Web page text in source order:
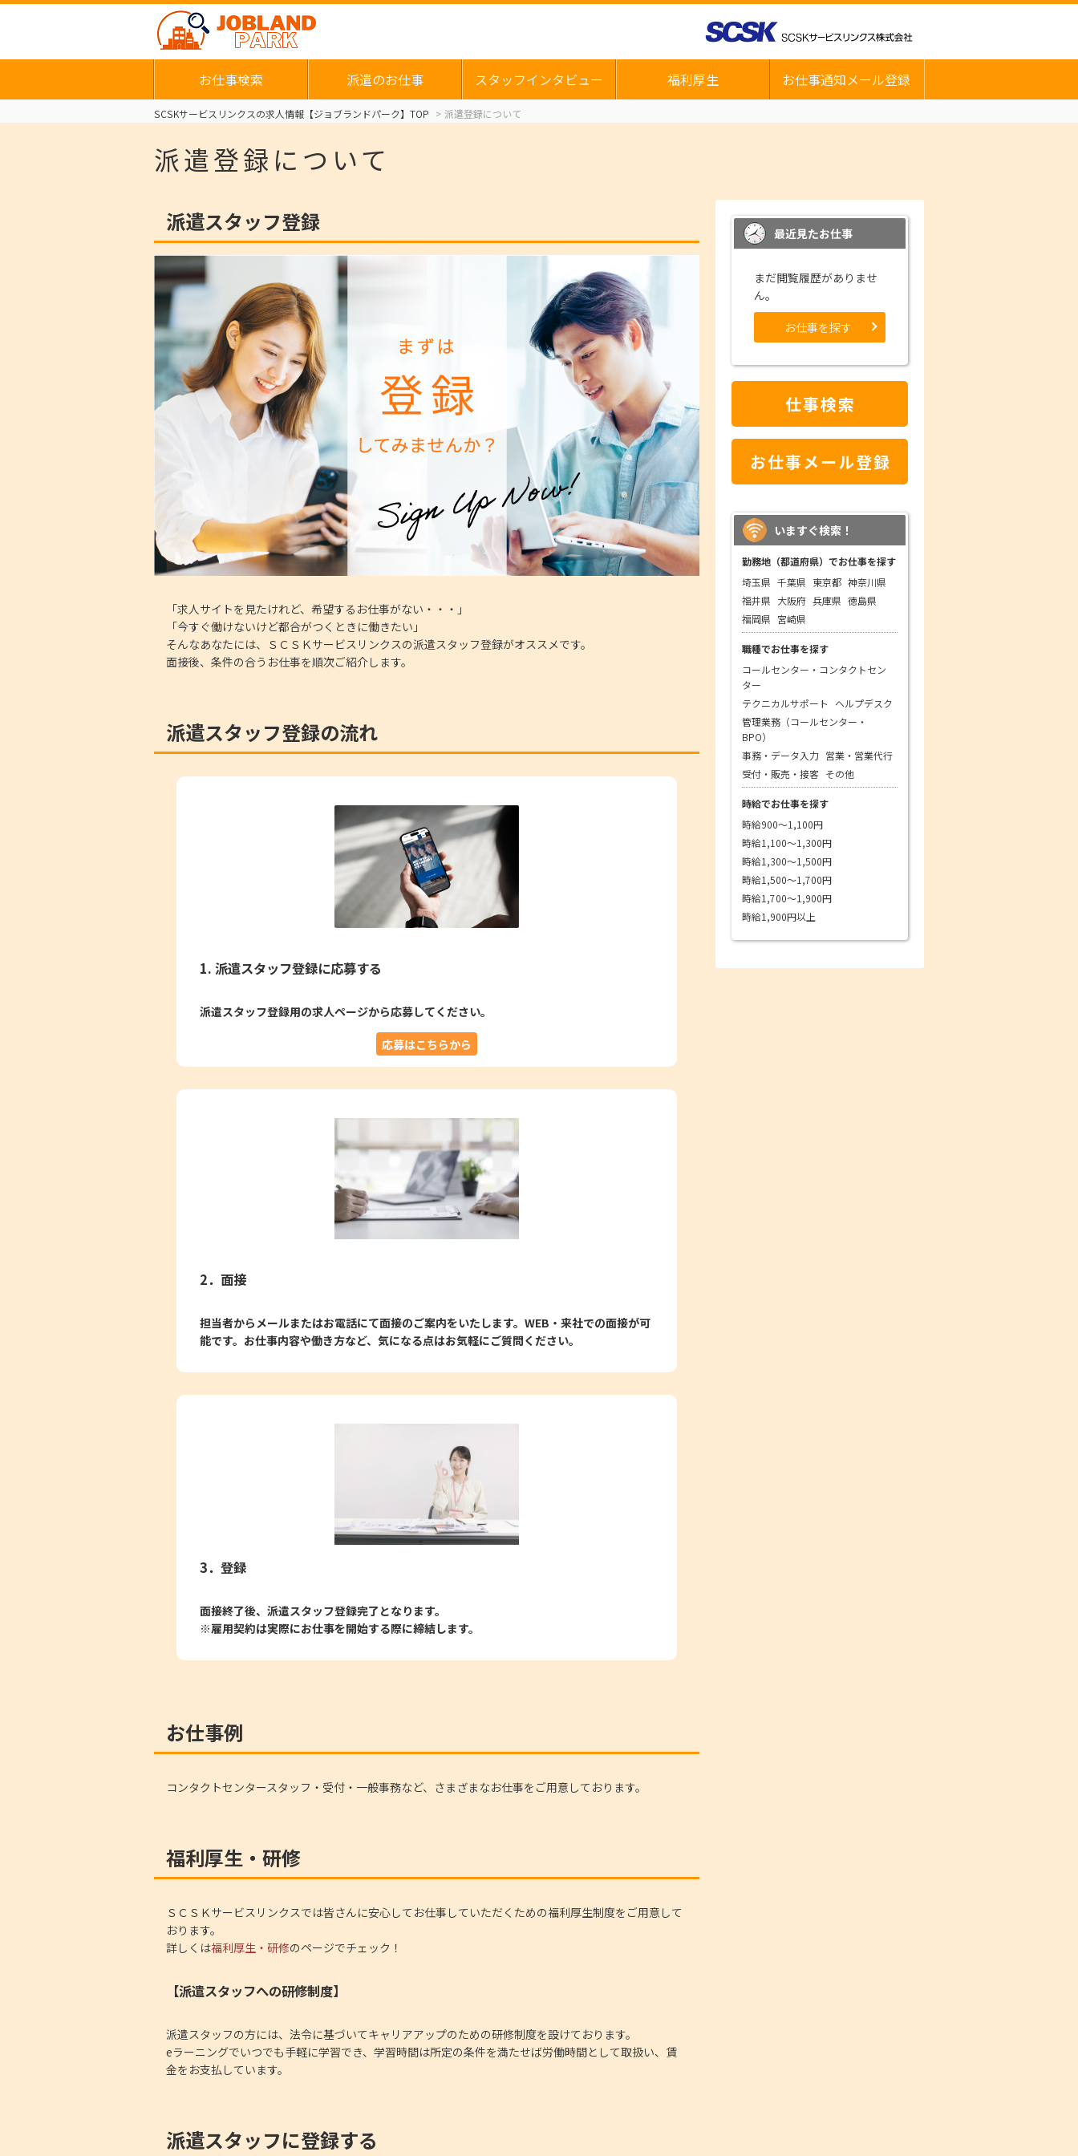
お仕事検索 派遣のお仕事 スタッフインタビュー 福利厚生 お仕事通知メール登録
SCSKサービスリンクスの求人情報【ジョブランドパーク】TOP 派遣登録について
派遣登録について
派遣スタッフ登録
「求人サイトを見たけれど、希望するお仕事がない・・・」
「今すぐ働けないけど都合がつくときに働きたい」
そんなあなたには、ＳＣＳＫサービスリンクスの派遣スタッフ登録がオススメです。
面接後、条件の合うお仕事を順次ご紹介します。
派遣スタッフ登録の流れ
1. 派遣スタッフ登録に応募する
派遣スタッフ登録用の求人ページから応募してください。
応募はこちらから
2．面接
担当者からメールまたはお電話にて面接のご案内をいたします。WEB・来社での面接が可
能です。お仕事内容や働き方など、気になる点はお気軽にご質問ください。
3．登録
面接終了後、派遣スタッフ登録完了となります。
※雇用契約は実際にお仕事を開始する際に締結します。
お仕事例
コンタクトセンタースタッフ・受付・一般事務など、さまざまなお仕事をご用意しております。
福利厚生・研修
ＳＣＳＫサービスリンクスでは皆さんに安心してお仕事していただくための福利厚生制度をご用意して
おります。
詳しくは福利厚生・研修のページでチェック！
【派遣スタッフへの研修制度】
派遣スタッフの方には、法令に基づいてキャリアアップのための研修制度を設けております。
eラーニングでいつでも手軽に学習でき、学習時間は所定の条件を満たせば労働時間として取扱い、賃
金をお支払しています。
派遣スタッフに登録する
最近見たお仕事
まだ閲覧履歴がありませ
ん。
お仕事を探す
仕事検索
お仕事メール登録
いますぐ検索！
勤務地（都道府県）でお仕事を探す
埼玉県 千葉県 東京都 神奈川県
福井県 大阪府 兵庫県 徳島県
福岡県 宮崎県
職種でお仕事を探す
コールセンター・コンタクトセン
ター
テクニカルサポート
ヘルプデスク
管理業務（コールセンター・
BPO）
事務・データ入力 営業・営業代行
受付・販売・接客 その他
時給でお仕事を探す
時給900～1,100円
時給1,100～1,300円
時給1,300～1,500円
時給1,500～1,700円
時給1,700～1,900円
時給1,900円以上